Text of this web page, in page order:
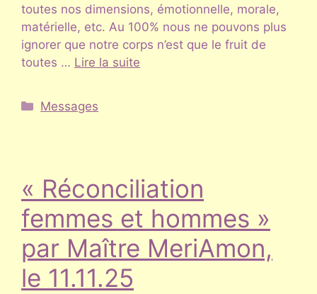
toutes nos dimensions, émotionnelle, morale,
matérielle, etc. Au 100% nous ne pouvons plus
ignorer que notre corps n’est que le fruit de
toutes … Lire la suite
Catégories
Messages
« Réconciliation
femmes et hommes »
par Maître MeriAmon,
le 11.11.25